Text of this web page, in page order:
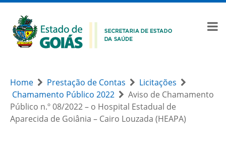
Home Prestação de Contas
Licitações
Chamamento Público 2022
Aviso de Chamamento
Público n.º 08/2022 – o Hospital Estadual de
Aparecida de Goiânia – Cairo Louzada (HEAPA)